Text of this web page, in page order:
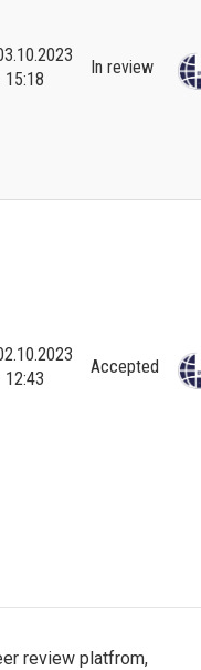
15:18
In review
12:43
Accepted
review platfrom,